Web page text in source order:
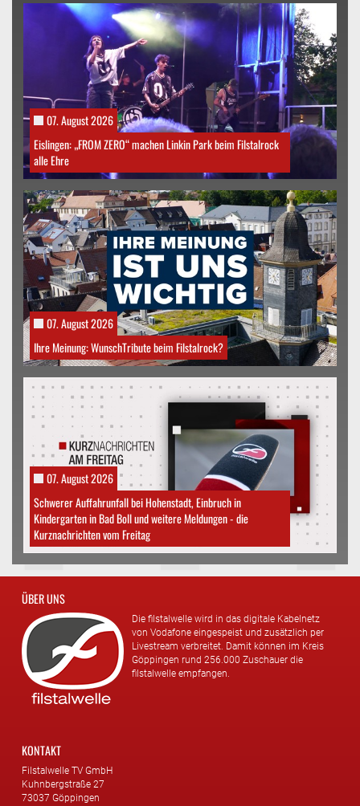
07. August 2026
Eislingen: „FROM ZERO“ machen Linkin Park beim Filstalrock
alle Ehre
07. August 2026
Ihre Meinung: WunschTribute beim Filstalrock?
07. August 2026
Schwerer Auffahrunfall bei Hohenstadt, Einbruch in
Kindergarten in Bad Boll und weitere Meldungen - die
Kurznachrichten vom Freitag
ÜBER UNS
Die filstalwelle wird in das digitale Kabelnetz
von Vodafone eingespeist und zusätzlich per
Livestream verbreitet. Damit können im Kreis
Göppingen rund 256.000 Zuschauer die
filstalwelle empfangen.
KONTAKT
Filstalwelle TV GmbH
Kuhnbergstraße 27
73037 Göppingen